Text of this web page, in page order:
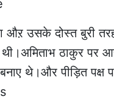
औऱ उसके दोस्त बुरी
थी।अमिताभ ठाकुर पर
बनाए थे।और पीड़ित